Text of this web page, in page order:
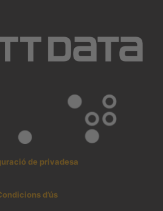
de privadesa
d’ús